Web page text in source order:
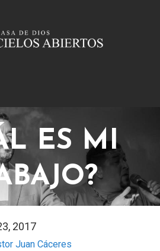
ES MI
2017
Juan Cáceres